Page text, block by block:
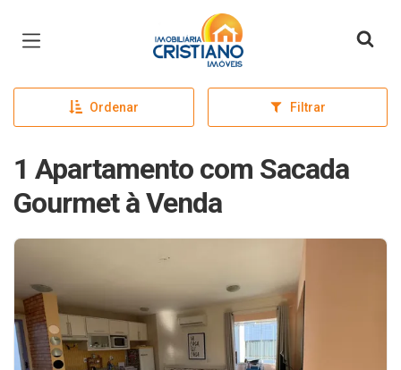
Página inicial
Ordenar Filtrar
1 Apartamento com Sacada
Gourmet à Venda